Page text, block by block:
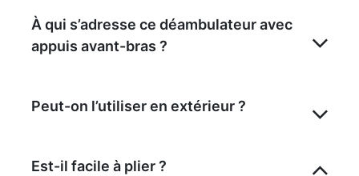
À qui s’adresse ce déambulateur avec
appuis avant-bras ?
Peut-on l’utiliser en extérieur ?
Est-il facile à plier ?